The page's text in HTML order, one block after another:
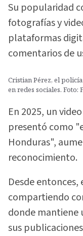
Su popularidad
fotografías y
plataformas
comentarios de
Cristian Pérez, el
en redes sociales. Foto:
En 2025, un
presentó como
Honduras",
reconocimiento.
Desde
compartiendo
donde mantiene
sus